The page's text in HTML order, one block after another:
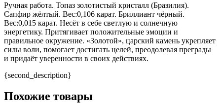
Ручная работа. Топаз золотистый кристалл (Бразилия).
Сапфир жёлтый. Вес:0,106 карат. Бриллиант чёрный.
Вес:0,015 карат. Несёт в себе светлую и солнечную
энергетику. Притягивает положительные эмоции и
правильное окружение. «Золотой», царский камень укрепляет
силы воли, помогает достигать целей, преодолевая преграды
и придаёт уверенности в своих действиях.
{second_description}
Похожие товары